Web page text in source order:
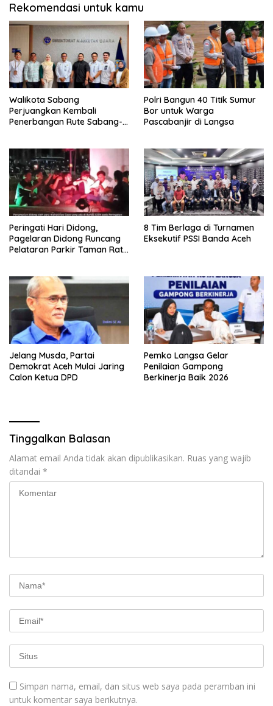
Rekomendasi untuk kamu
Walikota Sabang
Perjuangkan Kembali
Penerbangan Rute Sabang-
Polri Bangun 40 Titik Sumur
Bor untuk Warga
Pascabanjir di Langsa
Peringati Hari Didong,
Pagelaran Didong Runcang
Pelataran Parkir Taman Ratu
8 Tim Berlaga di Turnamen
Eksekutif PSSI Banda Aceh
Jelang Musda, Partai
Demokrat Aceh Mulai Jaring
Calon Ketua DPD
Pemko Langsa Gelar
Penilaian Gampong
Berkinerja Baik 2026
Tinggalkan Balasan
Alamat email Anda tidak akan dipublikasikan. Ruas yang wajib
ditandai *
Simpan nama, email, dan situs web saya pada peramban ini
untuk komentar saya berikutnya.